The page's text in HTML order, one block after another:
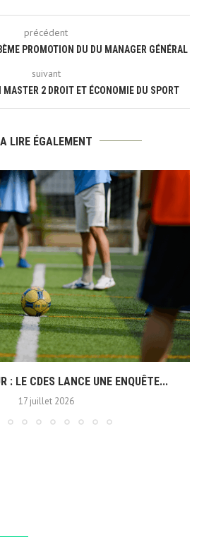
précédent
PROMOTION DU DU MANAGER GÉNÉRAL
suivant
MASTER 2 DROIT ET ÉCONOMIE DU SPORT
A LIRE ÉGALEMENT
: LE CDES LANCE UNE ENQUÊTE...
17 juillet 2026